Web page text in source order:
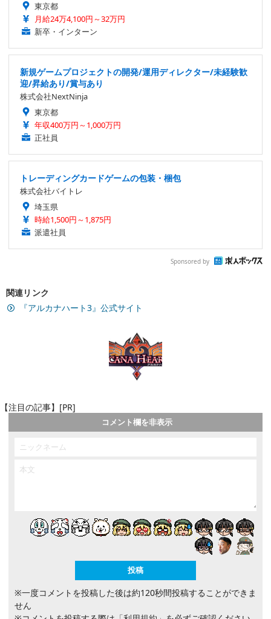
東京都
月給24万4,100円～32万円
新卒・インターン
新規ゲームプロジェクトの開発/運用ディレクター/未経験歓
迎/昇給あり/賞与あり
株式会社NextNinja
東京都
年収400万円～1,000万円
正社員
トレーディングカードゲームの包装・梱包
株式会社バイトレ
埼玉県
時給1,500円～1,875円
派遣社員
Sponsored by
関連リンク
『アルカナハート3』公式サイト
【注目の記事】[PR]
コメント欄を非表示
※一度コメントを投稿した後は約120秒間投稿することができま
せん